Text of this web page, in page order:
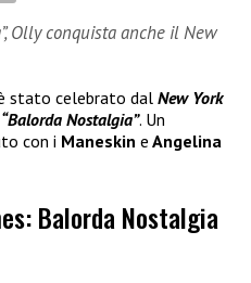
Olly conquista anche il New
stato celebrato dal New York
“Balorda Nostalgia”. Un
con i Maneskin e Angelina
Balorda Nostalgia